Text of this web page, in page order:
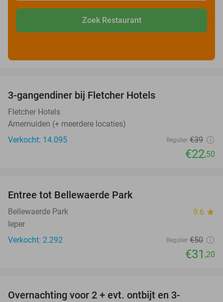
Zoek Restaurant
3-gangendiner bij Fletcher Hotels
Fletcher Hotels
Arnemuiden (+ meerdere locaties)
Verkocht: 14.095
Regulier €39
€22,50
Entree tot Bellewaerde Park
Bellewaerde Park 9.6 star
Ieper
Verkocht: 2.292
Regulier €50
€31 ,20
Overnachting voor 2 + evt. ontbijt en 3-